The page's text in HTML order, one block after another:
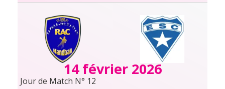
14 février 2026
Jour de Match N° 12